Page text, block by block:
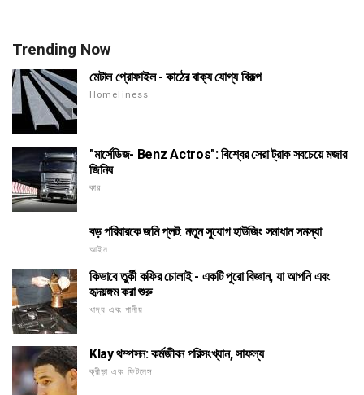
Trending Now
মেটাল প্রোফাইল - কাঠের বাক্য যোগ্য বিকল্প
Homeliness
"মার্সেডিজ- Benz Actros": বিশ্বের সেরা ট্রাক সবচেয়ে মজার
জিনিষ
কার
বড় পরিবারকে জমি প্লট: নতুন সুযোগ হাউজিং সমাধান সমস্যা
আইন
কিভাবে তুর্কী কফির চোলাই - একটি পুরো বিজ্ঞান, যা আপনি এবং
হৃদয়ঙ্গম করা শুরু
খাদ্য এবং পানীয়
Klay থম্পসন: কর্মজীবন পরিসংখ্যান, সাফল্য
ক্রীড়া এবং ফিটনেস